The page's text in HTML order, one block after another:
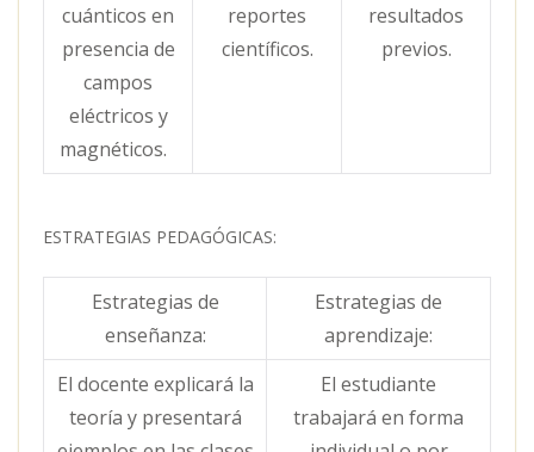
cuánticos en
presencia de
campos
eléctricos y
magnéticos.
reportes
científicos.
resultados
previos.
ESTRATEGIAS PEDAGÓGICAS:
Estrategias de
enseñanza:
Estrategias de
aprendizaje:
El docente explicará la
teoría y presentará
El estudiante
trabajará en forma